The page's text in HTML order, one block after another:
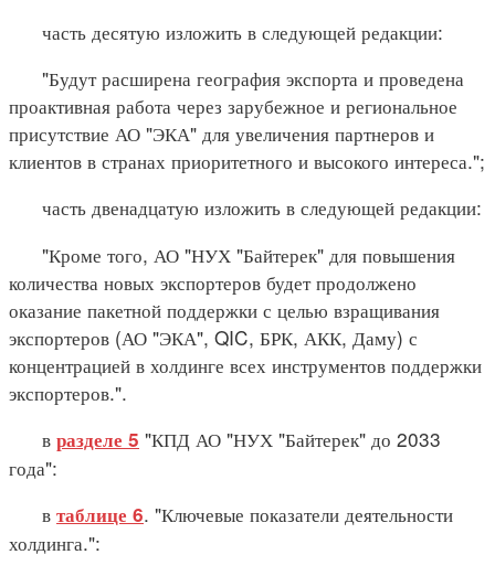
часть десятую изложить в следующей редакции:
"Будут расширена география экспорта и проведена
проактивная работа через зарубежное и региональное
присутствие АО "ЭКА" для увеличения партнеров и
клиентов в странах приоритетного и высокого интереса.";
часть двенадцатую изложить в следующей редакции:
"Кроме того, АО "НУХ "Байтерек" для повышения
количества новых экспортеров будет продолжено
оказание пакетной поддержки с целью взращивания
экспортеров (АО "ЭКА", QIC, БРК, АКК, Даму) с
концентрацией в холдинге всех инструментов поддержки
экспортеров.".
в разделе 5 "КПД АО "НУХ "Байтерек" до 2033
года":
в таблице 6. "Ключевые показатели деятельности
холдинга.":